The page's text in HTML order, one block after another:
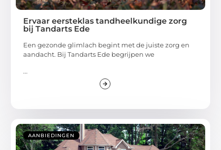
Ervaar eersteklas tandheelkundige zorg
bij Tandarts Ede
Een gezonde glimlach begint met de juiste zorg en
aandacht. Bij Tandarts Ede begrijpen we
...
AANBIEDINGEN